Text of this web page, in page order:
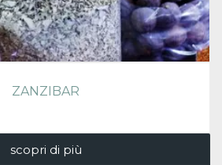
ZANZIBAR
scopri di più